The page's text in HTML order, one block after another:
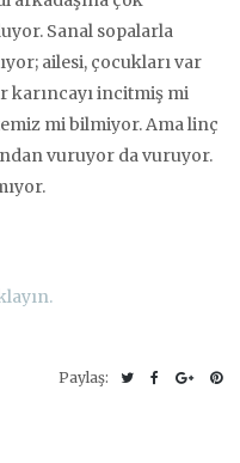
Sanal sopalarla
ailesi, çocukları var
karıncayı incitmiş mi
mi bilmiyor. Ama linç
vuruyor da vuruyor.
Paylaş: